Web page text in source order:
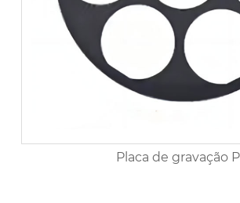
Placa de gravação